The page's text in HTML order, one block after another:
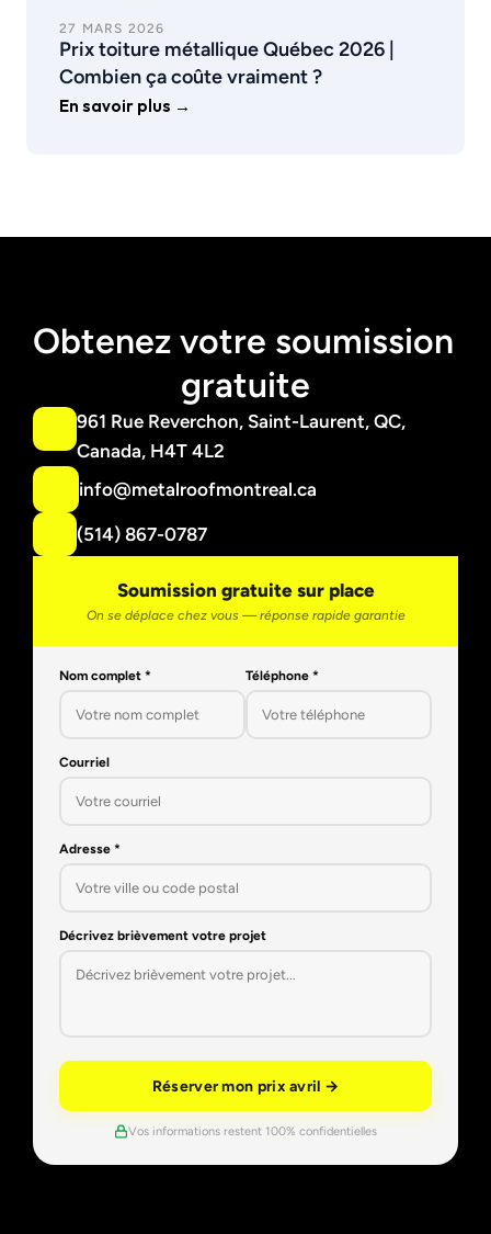
27 MARS 2026
Prix toiture métallique Québec 2026 |
Combien ça coûte vraiment ?
En savoir plus →
Obtenez votre soumission
gratuite
961 Rue Reverchon, Saint-Laurent, QC,
Canada, H4T 4L2
info@metalroofmontreal.ca
(514) 867-0787
Soumission gratuite sur place
On se déplace chez vous — réponse rapide garantie
Nom complet * Téléphone *
Courriel
Adresse *
Décrivez brièvement votre projet
Réserver mon prix avril →
Vos informations restent 100% confidentielles